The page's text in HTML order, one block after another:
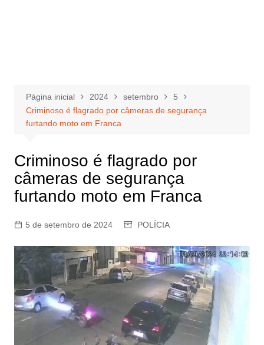
Página inicial 2024 setembro
5
Criminoso é flagrado por câmeras de segurança
furtando moto em Franca
Criminoso é flagrado por
câmeras de segurança
furtando moto em Franca
5 de setembro de 2024 POLÍCIA